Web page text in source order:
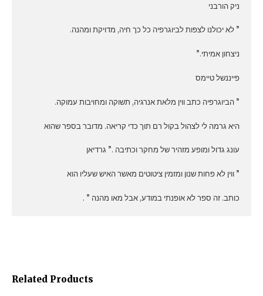
Related Products
ניק הורבני
” לא יכולנו לצפות לביוגרפיה כל כך חיה, מדויקת ומהנה.
ניצחון אמיתי.”
פייננשל טיימס
” הביוגרפיה כתב ווין מלאת אנרגיה, תשוקה ומחויבות עמוקה.
היא גרמה לי לצהול בקול רם תוך כדי קריאה. מדובר בספר שהוא
עונג גדול ומופע מזהיר של מחקר וכתיבה .” גרדיאן
” ווין לא פחות שנון ומזמין ציטוטים מאשר האיש שעליו הוא
כותב. זה ספר לא אופנתי במודע, אבל מאו מהנה ” .